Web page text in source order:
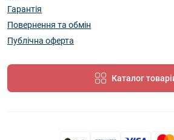
Гарантія
Повернення та обмін
Публічна оферта
Каталог